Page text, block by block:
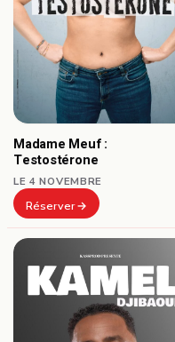
Madame Meuf :
Testostérone
LE 4 NOVEMBRE
Réserver